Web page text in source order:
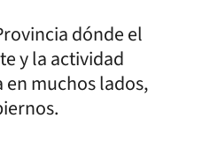
dónde el
y la actividad
en muchos lados,